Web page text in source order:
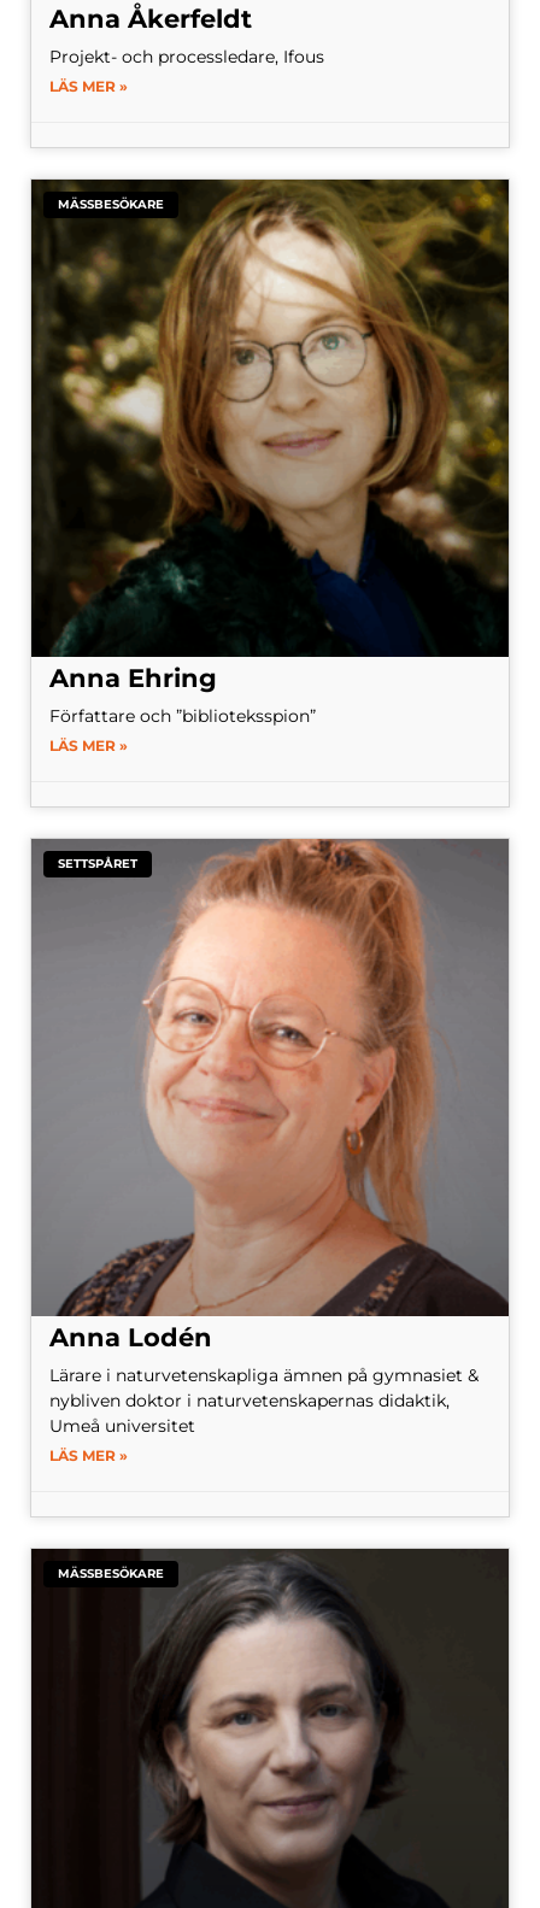
Anna Åkerfeldt
Projekt- och processledare, Ifous
LÄS MER »
MÄSSBESÖKARE
Anna Ehring
Författare och ”biblioteksspion”
LÄS MER »
SETTSPÅRET
Anna Lodén
Lärare i naturvetenskapliga ämnen på gymnasiet &
nybliven doktor i naturvetenskapernas didaktik,
Umeå universitet
LÄS MER »
MÄSSBESÖKARE